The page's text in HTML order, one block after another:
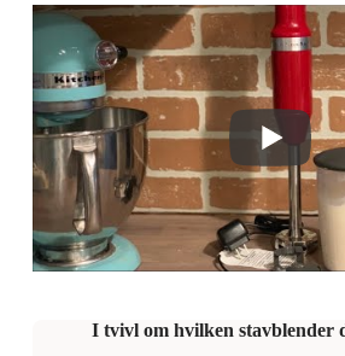
I tvivl om hvilken stavblender